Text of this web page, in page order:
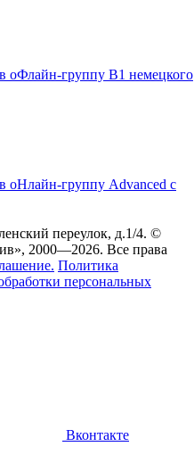
оФлайн-группу В1 немецкого
оНлайн-группу Advanced с
переулок, д.1/4. ©
2000—2026. Все права
Политика
персональных
Вконтакте